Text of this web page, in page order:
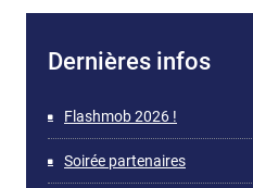
Dernières infos
Flashmob 2026 !
Soirée partenaires